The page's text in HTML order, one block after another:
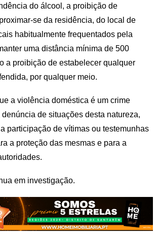
do álcool, a proibição de
se da residência, do local de
habitualmente frequentados pela
uma distância mínima de 500
a proibição de estabelecer qualquer
por qualquer meio.
a violência doméstica é um crime
de situações desta natureza,
participação de vítimas ou testemunhas
a proteção das mesmas e para a
em investigação.